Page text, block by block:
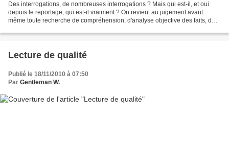
Des interrogations, de nombreuses interrogations ? Mais qui est-il, et oui
depuis le reportage, qui est-il vraiment ? On revient au jugement avant
même toute recherche de compréhension, d'analyse objective des faits, des
Lecture de qualité
Publié le 18/11/2010 à 07:50
Par Gentleman W.